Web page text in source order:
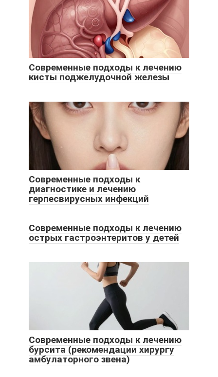
Современные подходы к лечению
кисты поджелудочной железы
Современные подходы к
диагностике и лечению
герпесвирусных инфекций
Современные подходы к лечению
острых гастроэнтеритов у детей
Современные подходы к лечению
бурсита (рекомендации хирургу
амбулаторного звена)